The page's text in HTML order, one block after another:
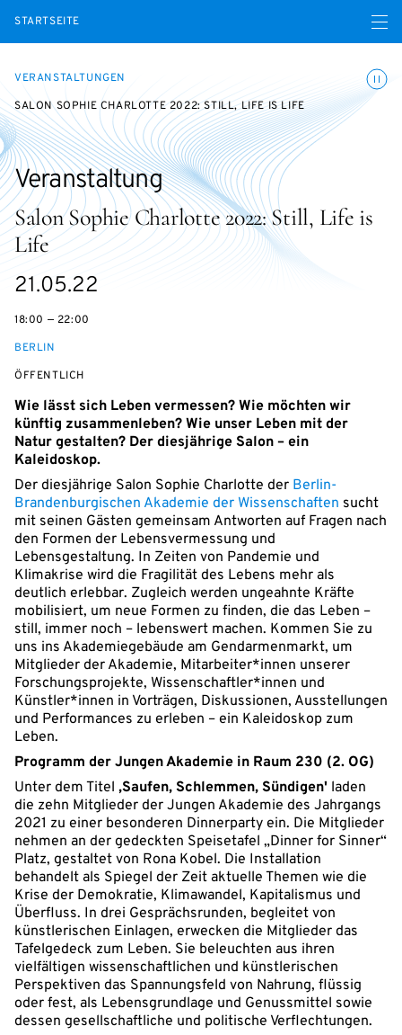
STARTSEITE Menü
VERANSTALTUNGEN
SALON SOPHIE CHARLOTTE 2022: STILL, LIFE IS LIFE
Salon Sophie Charlotte 2022: Still, Life is
Life
Veranstaltung
eventBeginsOn
21.05.22
18:00 — 22:00
BERLIN
VERANSTALTUNGSZUGANG:
ÖFFENTLICH
Wie lässt sich Leben vermessen? Wie möchten wir
künftig zusammenleben? Wie unser Leben mit der
Natur gestalten? Der diesjährige Salon – ein
Kaleidoskop.
Der diesjährige Salon Sophie Charlotte der Berlin-
Brandenburgischen Akademie der Wissenschaften sucht
mit seinen Gästen gemeinsam Antworten auf Fragen nach
den Formen der Lebensvermessung und
Lebensgestaltung. In Zeiten von Pandemie und
Klimakrise wird die Fragilität des Lebens mehr als
deutlich erlebbar. Zugleich werden ungeahnte Kräfte
mobilisiert, um neue Formen zu finden, die das Leben –
still, immer noch – lebenswert machen. Kommen Sie zu
uns ins Akademiegebäude am Gendarmenmarkt, um
Mitglieder der Akademie, Mitarbeiter*innen unserer
Forschungsprojekte, Wissenschaftler*innen und
Künstler*innen in Vorträgen, Diskussionen, Ausstellungen
und Performances zu erleben – ein Kaleidoskop zum
Leben.
Programm der Jungen Akademie in Raum 230 (2. OG)
Unter dem Titel ‚Saufen, Schlemmen, Sündigen' laden
die zehn Mitglieder der Jungen Akademie des Jahrgangs
2021 zu einer besonderen Dinnerparty ein. Die Mitglieder
nehmen an der gedeckten Speisetafel „Dinner for Sinner“
Platz, gestaltet von Rona Kobel. Die Installation
behandelt als Spiegel der Zeit aktuelle Themen wie die
Krise der Demokratie, Klimawandel, Kapitalismus und
Überfluss. In drei Gesprächsrunden, begleitet von
künstlerischen Einlagen, erwecken die Mitglieder das
Tafelgedeck zum Leben. Sie beleuchten aus ihren
vielfältigen wissenschaftlichen und künstlerischen
Perspektiven das Spannungsfeld von Nahrung, flüssig
oder fest, als Lebensgrundlage und Genussmittel sowie
dessen gesellschaftliche und politische Verflechtungen.